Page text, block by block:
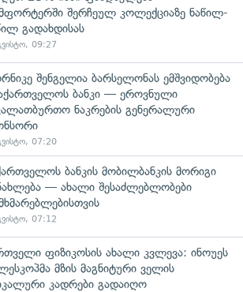
შერჩეულ კოლექციაზე ნაწილ-
გადახდისას
09:27
შენგელია ბარსელონას ემშვიდობება
ბანკი — ეროვნული
ნაკრების გენერალური
07:20
ბანკის მობილბანკის მორიგი
— ახალი შესაძლებლობები
07:12
ფიზიკოსის ახალი კვლევა: ინოუეს
მზის მაგნიტური ველის
კადრები გადაიღო